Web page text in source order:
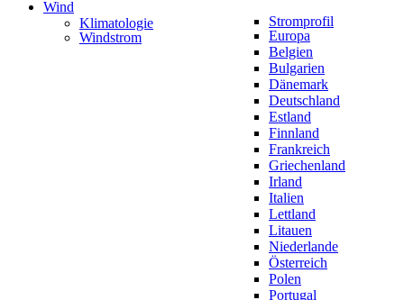
Wind
Klimatologie
Stromprofil
Windstrom
Europa
Belgien
Bulgarien
Dänemark
Deutschland
Estland
Finnland
Frankreich
Griechenland
Irland
Italien
Lettland
Litauen
Niederlande
Österreich
Polen
Portugal